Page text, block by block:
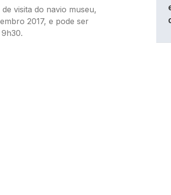
visita do navio museu,
2017, e pode ser